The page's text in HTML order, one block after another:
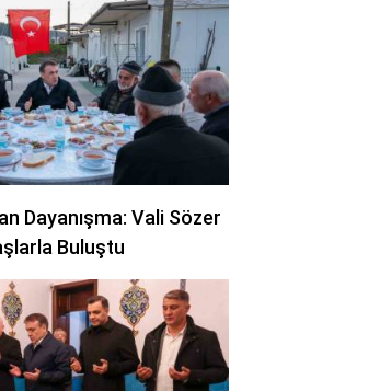
Dayanışma: Vali Sözer
Buluştu